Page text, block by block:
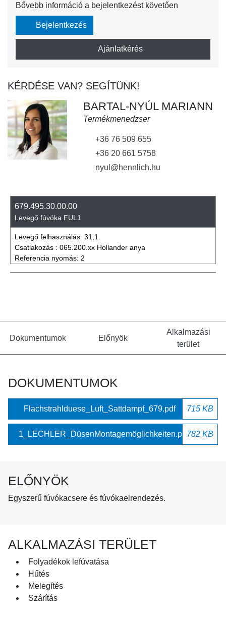
Bővebb információ a bejelentkezést követően
Bejelentkezés
Ajánlatkérés
KÉRDÉSE VAN? SEGÍTÜNK!
BARTAL-NYÚL MARIANN
Termékmenedzser
+36 76 509 655
+36 20 661 5758
nyul@hennlich.hu
679.495.30.00.00
Levegő fúvóka FUL1
Levegő felhasználás: 31,1
Csatlakozás : 065.200.xx Hollander anya
Referencia nyomás: 2
Dokumentumok Előnyök
Alkalmazási
terület
DOKUMENTUMOK
Flachstrahlduese_Luft_Sattdampf_679.pdf 715 KB
1_LECHLER_DüsenMontagemöglichkeiten.pdf782 KB
ELŐNYÖK
Egyszerű fúvókacsere és fúvókaelrendezés.
ALKALMAZÁSI TERÜLET
Folyadékok lefúvatása
Hűtés
Melegítés
Szárítás